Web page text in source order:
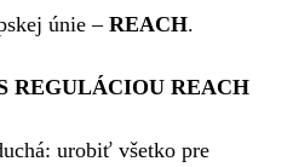
únie – REACH.
REGULÁCIOU REACH
urobiť všetko pre